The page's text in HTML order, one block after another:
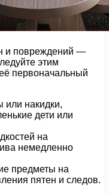
и повреждений —
этим
первоначальный
или накидки,
дети или
на
немедленно
предметы на
пятен и следов.